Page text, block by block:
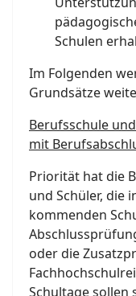
Schulen
Im Folgenden
Grundsätze
Berufsschule
mit
Priorität hat die
und Schüler, die
kommenden
oder die
Schultage sollen